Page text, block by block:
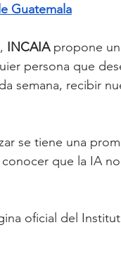
Guatemala
INCAIA propone
persona que
semana, recibir
se tiene una
que la IA
oficial del